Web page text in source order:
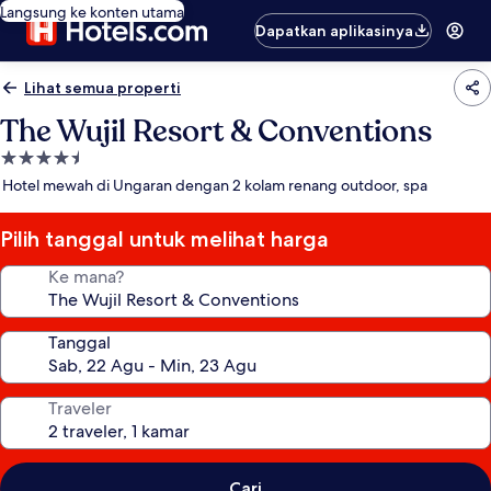
Langsung ke konten utama
Dapatkan aplikasinya
Lihat semua properti
The Wujil Resort & Conventions
Properti
bintang
Hotel mewah di Ungaran dengan 2 kolam renang outdoor, spa
Pilih tanggal untuk melihat harga
Ke mana?
Tanggal
Traveler